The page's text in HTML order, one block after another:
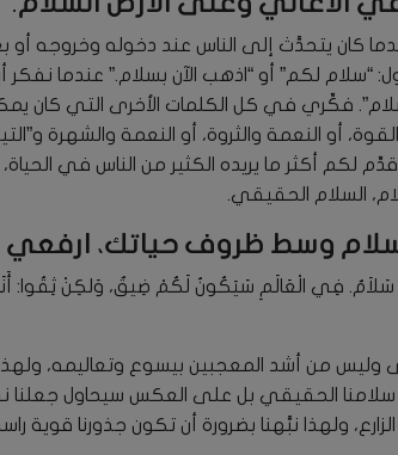
كان يتحدَّث إلى الناس عند دخوله وخروجه
“سلام لكم” أو “اذهب الآن بسلام.” عندما
وسلام”. فكِّري في كل الكلمات الأخرى التي كان
أو النعمة والثروة، أو النعمة والشهرة
لكم أكثر ما يريده الكثير من الناس في
السلام الحقيقي.
وسط ظروف حياتك، ارفعي
فِي الْعَالَمِ سَيَكُونُ لَكُمْ ضِيقٌ، وَلكِنْ ثِقُوا: أَنَا
من أشد المعجبين بيسوع وتعاليمه،
سلامنا الحقيقي بل على العكس سيحاول جعلنا
ولهذا نبَّهنا بضرورة أن تكون جذورنا قوية